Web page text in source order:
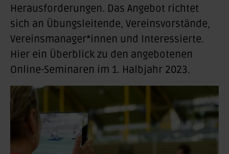
Herausforderungen. Das Angebot richtet
sich an Übungsleitende, Vereinsvorstände,
Vereinsmanager*innen und Interessierte.
Hier ein Überblick zu den angebotenen
Online-Seminaren im 1. Halbjahr 2023.